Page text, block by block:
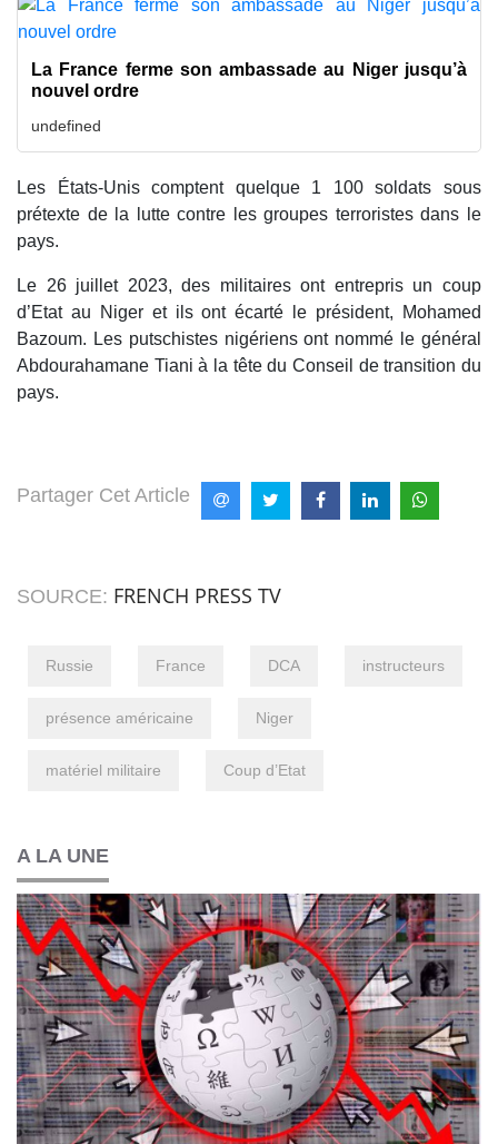
La France ferme son ambassade au Niger jusqu’à
nouvel ordre
undefined
Les États-Unis comptent quelque 1 100 soldats sous
prétexte de la lutte contre les groupes terroristes dans le
pays.
Le 26 juillet 2023, des militaires ont entrepris un coup
d’Etat au Niger et ils ont écarté le président, Mohamed
Bazoum. Les putschistes nigériens ont nommé le général
Abdourahamane Tiani à la tête du Conseil de transition du
pays.
Partager Cet Article
SOURCE: FRENCH PRESS TV
Russie France DCA instructeurs
présence américaine Niger
matériel militaire Coup d’Etat
A LA UNE